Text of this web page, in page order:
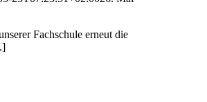
Fachschule erneut die